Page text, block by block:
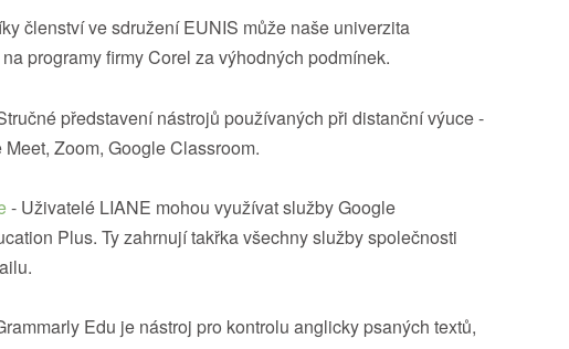
členství ve sdružení EUNIS může naše univerzita
programy firmy Corel za výhodných podmínek.
představení nástrojů používaných při distanční výuce -
Zoom, Google Classroom.
- Uživatelé LIANE mohou využívat služby Google
Plus. Ty zahrnují takřka všechny služby společnosti
Edu je nástroj pro kontrolu anglicky psaných textů,